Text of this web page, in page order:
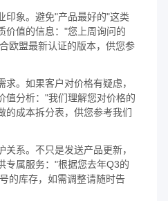
印象。避免"产品最好的"这类
价值的信息："您上周询问的
欧盟最新认证的版本，供您参
。如果客户对价格有疑虑，
值分析："我们理解您对价格的
的成本拆分表，供您参考我们
系。不只是发送产品更新，
专属服务："根据您去年Q3的
的库存，如需调整请随时告